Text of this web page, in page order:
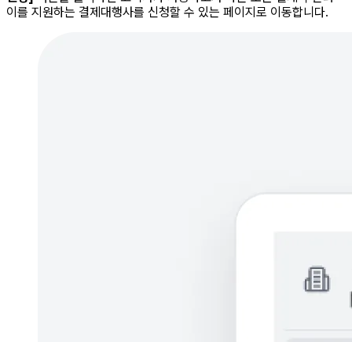
이를 지원하는 결제대행사를 신청할 수 있는 페이지로 이동합니다.